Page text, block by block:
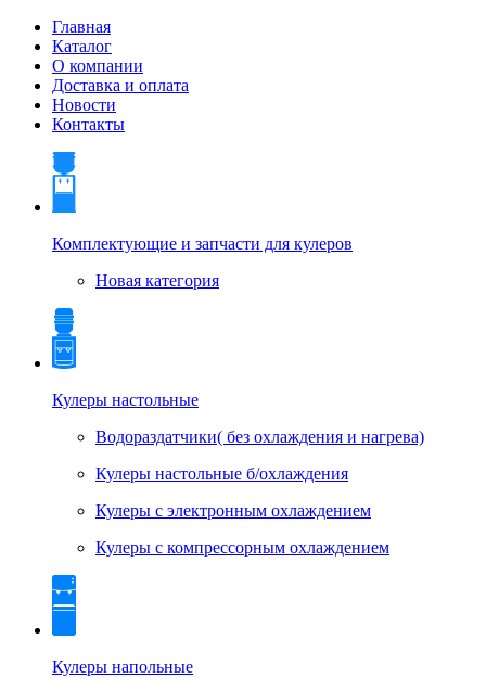
Главная
Каталог
О компании
Доставка и оплата
Новости
Контакты
Комплектующие и запчасти для кулеров
Новая категория
Кулеры настольные
Водораздатчики( без охлаждения и нагрева)
Кулеры настольные б/охлаждения
Кулеры с электронным охлаждением
Кулеры с компрессорным охлаждением
Кулеры напольные